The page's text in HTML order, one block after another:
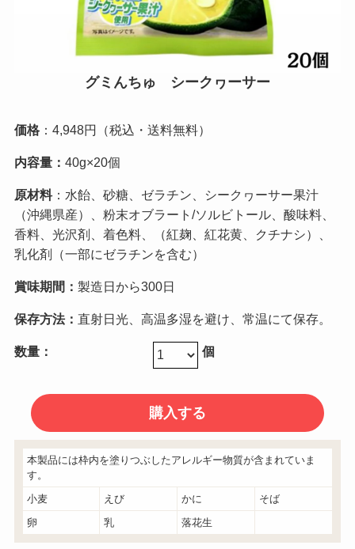
グミんちゅ シークヮーサー
価格：4,948円（税込・送料無料）
内容量： 40g×20個
原材料：水飴、砂糖、ゼラチン、シークヮーサー果汁
（沖縄県産）、粉末オブラート/ソルビトール、酸味料、
香料、光沢剤、着色料、（紅麹、紅花黄、クチナシ）、
乳化剤（一部にゼラチンを含む）
賞味期間： 製造日から300日
保存方法： 直射日光、高温多湿を避け、常温にて保存。
数量： 個
本製品には枠内を塗りつぶしたアレルギー物質が含まれていま
す。
小麦
えび かに
そば
卵
乳 落花生